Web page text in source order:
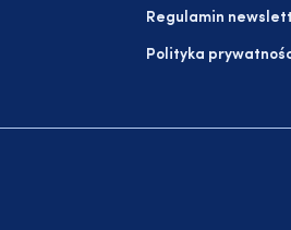
Regulamin
Polityka